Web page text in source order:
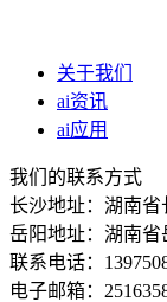
关于我们
ai资讯
ai应用
我们的联系方式
长沙地址：湖南
岳阳地址：湖南省
联系电话：
电子邮箱：